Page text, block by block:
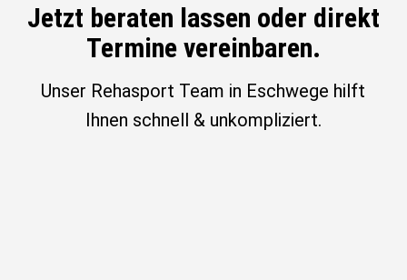
Jetzt beraten lassen oder direkt
Termine vereinbaren.
Unser Rehasport Team in Eschwege hilft
Ihnen schnell & unkompliziert.